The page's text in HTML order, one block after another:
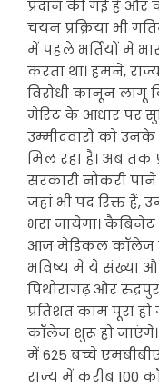
प्रदान की गई है और
चयन प्रक्रिया भी
में पहले भर्तियों में
करता था। हमने,
विरोधी कानून लागू
मेरिट के आधार पर
उम्मीदवारों को
मिल रहा है। अब तक
सरकारी नौकरी
जहां भी पद रिक्त
भरा जायेगा। कैबिनेट
आज मेडिकल कॉलेज में
भविष्य में ये संख्या
पिथौरागढ़ और
प्रतिशत काम पूरा
कॉलेज शुरू हो
में 625 बच्चे
राज्य में करीब 100